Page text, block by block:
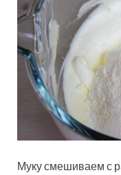
Муку смешиваем с